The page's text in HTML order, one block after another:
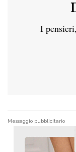
I
Messaggio pubblicitario